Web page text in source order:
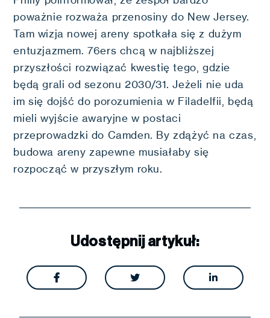
poważnie rozważa przenosiny do New Jersey.
Tam wizja nowej areny spotkała się z dużym
entuzjazmem. 76ers chcą w najbliższej
przyszłości rozwiązać kwestię tego, gdzie
będą grali od sezonu 2030/31. Jeżeli nie uda
im się dojść do porozumienia w Filadelfii, będą
mieli wyjście awaryjne w postaci
przeprowadzki do Camden. By zdążyć na czas,
budowa areny zapewne musiałaby się
rozpocząć w przyszłym roku.
Udostępnij artykuł:
  